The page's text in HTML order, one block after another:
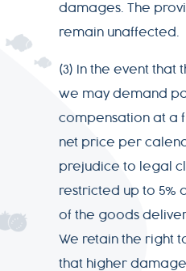
damages. The
remain unaffected.
(3) In the event that
we may demand
compensation at a
net price per
prejudice to legal
restricted up to 5%
of the goods
We retain the right
that higher